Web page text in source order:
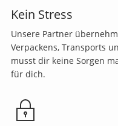
Kein Stress
Unsere Partner
Verpackens, Transports
musst dir keine Sorgen
für dich.